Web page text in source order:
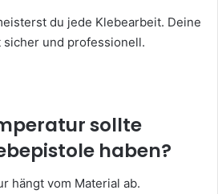
du jede Klebearbeit. Deine
und professionell.
sollte
haben?
hängt vom Material ab.